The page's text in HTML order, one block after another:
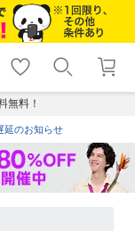
shopping_cart lock_outline
ログイン
無料！
延のお知らせ